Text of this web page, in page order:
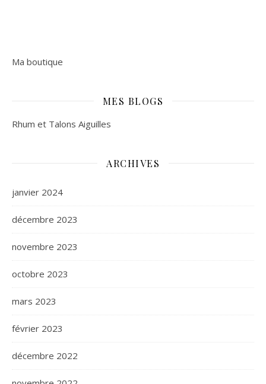
Ma boutique
MES BLOGS
Rhum et Talons Aiguilles
ARCHIVES
janvier 2024
décembre 2023
novembre 2023
octobre 2023
mars 2023
février 2023
décembre 2022